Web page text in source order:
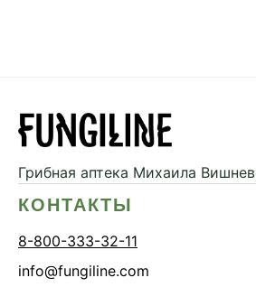
Натуральный антибиотик
Онкопротектор
Острое зрение
Память
Грибная аптека Михаила
КОНТАКТЫ
8-800-333-32-11
info@fungiline.com